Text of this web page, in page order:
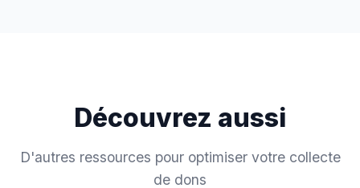
Découvrez aussi
D'autres ressources pour optimiser votre collecte
de dons